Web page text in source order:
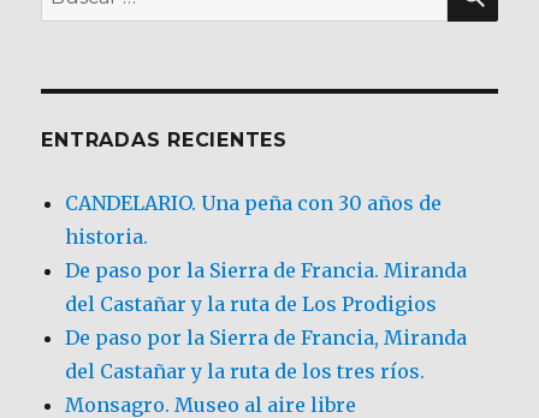
por:
ENTRADAS RECIENTES
CANDELARIO. Una peña con 30 años de
historia.
De paso por la Sierra de Francia. Miranda
del Castañar y la ruta de Los Prodigios
De paso por la Sierra de Francia, Miranda
del Castañar y la ruta de los tres ríos.
Monsagro. Museo al aire libre